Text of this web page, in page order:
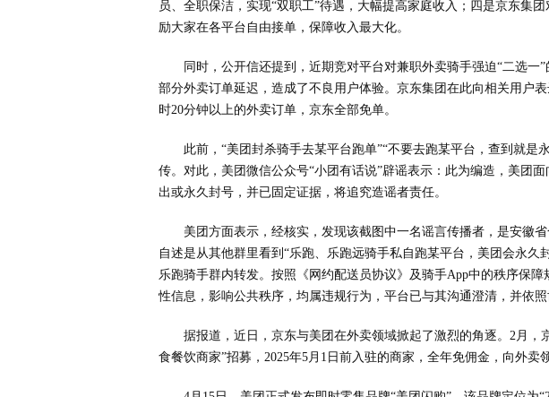
员、全职保洁，实现“双职工”待遇，大幅提高家庭收入；四是京东集
励大家在各平台自由接单，保障收入最大化。
同时，公开信还提到，近期竞对平台对兼职外卖骑手强迫“二选一
部分外卖订单延迟，造成了不良用户体验。京东集团在此向相关用户
时20分钟以上的外卖订单，京东全部免单。
此前，“美团封杀骑手去某平台跑单”“不要去跑某平台，查到就是
传。对此，美团微信公众号“小团有话说”辟谣表示：此为编造，美团
出或永久封号，并已固定证据，将追究造谣者责任。
美团方面表示，经核实，发现该截图中一名谣言传播者，是安徽
自述是从其他群里看到“乐跑、乐跑远骑手私自跑某平台，美团会永久
乐跑骑手群内转发。按照《网约配送员协议》及骑手App中的秩序保
性信息，影响公共秩序，均属违规行为，平台已与其沟通澄清，并依照
据报道，近日，京东与美团在外卖领域掀起了激烈的角逐。2月，
食餐饮商家”招募，2025年5月1日前入驻的商家，全年免佣金，向外卖